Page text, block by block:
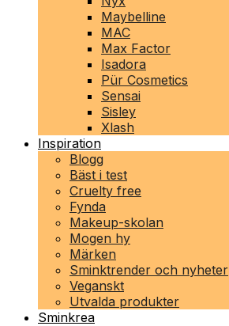
Maybelline
MAC
Max Factor
Isadora
Pür Cosmetics
Sensai
Sisley
Xlash
Inspiration
Blogg
Bäst i test
Cruelty free
Fynda
Makeup-skolan
Mogen hy
Märken
Sminktrender och nyheter
Veganskt
Utvalda produkter
Sminkrea